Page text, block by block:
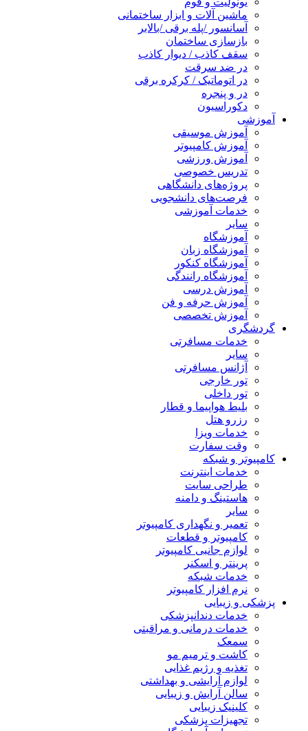
ماشین آلات و ابزار ساختمانی
آسانسور /پله برقی /بالابر
بازسازی ساختمان
سقف کاذب / دیوار کاذب
در ضد سرقت
در اتوماتیک / کرکره برقی
در و پنجره
دکوراسیون
آموزشی
آموزش موسیقی
آموزش کامپیوتر
آموزش ورزشی
تدریس خصوصی
پروژه‌های دانشگاهی
فرصت‌های دانشجویی
خدمات آموزشی
سایر
آموزشگاه
آموزشگاه زبان
آموزشگاه کنکور
آموزشگاه رانندگی
آموزش درسی
آموزش حرفه و فن
آموزش تخصصی
گردشگری
خدمات مسافرتی
سایر
آژانس مسافرتی
تور خارجی
تور داخلی
بلیط هواپیما و قطار
رزرو هتل
خدمات ویزا
وقت سفارت
کامپیوتر و شبکه
خدمات اینترنت
طراحی سایت
هاستینگ و دامنه
سایر
تعمیر و نگهداری کامپیوتر
کامپیوتر و قطعات
لوازم جانبی کامپیوتر
پرینتر و اسکنر
خدمات شبکه
نرم افزار کامپیوتر
پزشکی و زیبایی
خدمات دندانپزشکی
خدمات درمانی و مراقبتی
سمعک
کاشت و ترمیم مو
تغذیه و رژیم غذایی
لوازم آرایشی و بهداشتی
سالن آرایش و زیبایی
کلینیک زیبایی
تجهیزات پزشکی